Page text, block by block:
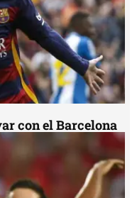
con el Barcelona